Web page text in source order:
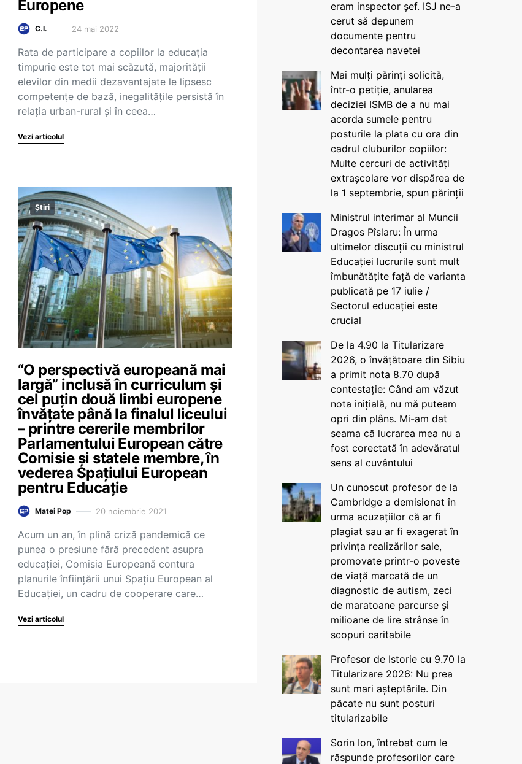
Europene
C.I. 24 mai 2022
Rata de participare a copiilor la educația
timpurie este tot mai scăzută, majorității
elevilor din medii dezavantajate le lipsesc
competențe de bază, inegalitățile persistă în
relația urban-rural și în ceea…
Vezi articolul
Știri
“O perspectivă europeană mai
largă” inclusă în curriculum și
cel puțin două limbi europene
învățate până la finalul liceului
– printre cererile membrilor
Parlamentului European către
Comisie și statele membre, în
vederea Spațiului European
pentru Educație
Matei Pop 20 noiembrie 2021
Acum un an, în plină criză pandemică ce
punea o presiune fără precedent asupra
educației, Comisia Europeană contura
planurile înființării unui Spațiu European al
Educației, un cadru de cooperare care…
Vezi articolul
eram inspector șef. ISJ ne-a
cerut să depunem
documente pentru
decontarea navetei
Mai mulți părinți solicită,
într-o petiție, anularea
deciziei ISMB de a nu mai
acorda sumele pentru
posturile la plata cu ora din
cadrul cluburilor copiilor:
Multe cercuri de activități
extrașcolare vor dispărea de
la 1 septembrie, spun părinții
Ministrul interimar al Muncii
Dragos Pîslaru: În urma
ultimelor discuții cu ministrul
Educației lucrurile sunt mult
îmbunătățite față de varianta
publicată pe 17 iulie /
Sectorul educației este
crucial
De la 4.90 la Titularizare
2026, o învățătoare din Sibiu
a primit nota 8.70 după
contestație: Când am văzut
nota inițială, nu mă puteam
opri din plâns. Mi-am dat
seama că lucrarea mea nu a
fost corectată în adevăratul
sens al cuvântului
Un cunoscut profesor de la
Cambridge a demisionat în
urma acuzațiilor că ar fi
plagiat sau ar fi exagerat în
privința realizărilor sale,
promovate printr-o poveste
de viață marcată de un
diagnostic de autism, zeci
de maratoane parcurse și
milioane de lire strânse în
scopuri caritabile
Profesor de Istorie cu 9.70 la
Titularizare 2026: Nu prea
sunt mari așteptările. Din
păcate nu sunt posturi
titularizabile
Sorin Ion, întrebat cum le
răspunde profesorilor care